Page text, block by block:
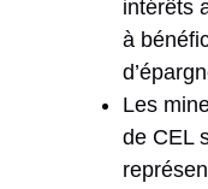
intérêts
à
Les
de CEL